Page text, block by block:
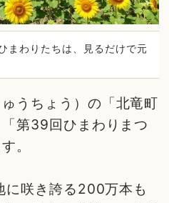
まわりたちは、見るだけで元
うちょう）の「北竜町
第39回ひまわりまつ
。
咲き誇る200万本も